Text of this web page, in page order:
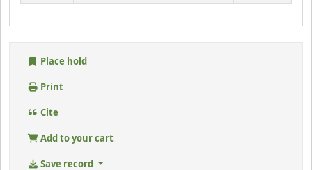
Place hold
Print
Cite
Add to your cart
Save record